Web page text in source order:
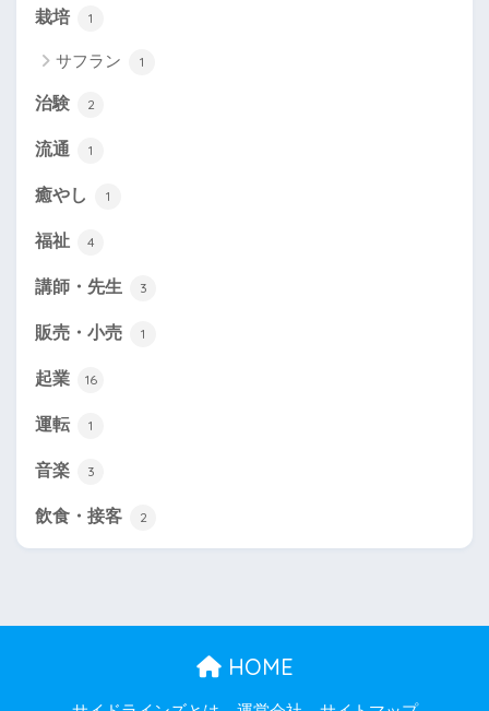
栽培 1
サフラン 1
治験 2
流通 1
癒やし 1
福祉 4
講師・先生 3
販売・小売 1
起業 16
運転 1
音楽 3
飲食・接客 2
HOME